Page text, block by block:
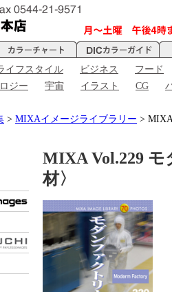
イフスタイル ビジネス
フード
ジー
宇宙 イラスト CG
> MIXAイメージライブラリー >
MIXA Vol.229
材〉